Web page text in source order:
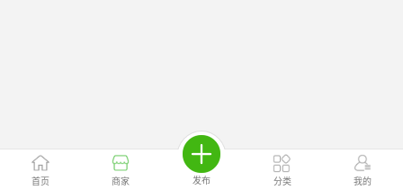
首页 商家 发布 分类 我的